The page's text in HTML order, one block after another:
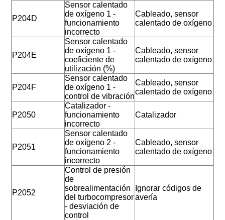
P204D
Sensor calentado
de oxígeno 1 -
funcionamiento
incorrecto
Cableado, sensor
calentado de oxígeno
P204E
Sensor calentado
de oxígeno 1 -
coeficiente de
utilización (%)
Cableado, sensor
calentado de oxígeno
P204F
Sensor calentado
de oxígeno 1 -
control de vibración
Cableado, sensor
calentado de oxígeno
P2050
Catalizador -
funcionamiento
incorrecto
Catalizador
P2051
Sensor calentado
de oxígeno 2 -
funcionamiento
incorrecto
Cableado, sensor
calentado de oxígeno
P2052
Control de presión
de
sobrealimentación
del turbocompresor
- desviación de
control
Ignorar códigos de
avería